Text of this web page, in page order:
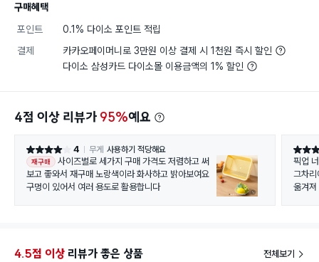
구매혜택
포인트
0.1% 다이소 포인트 적립
결제
카카오페이머니로 3만원 이상 결제 시 1천원 즉시 할인
다이소 삼성카드 다이소몰 이용금액의 1% 할인
4점 이상 리뷰가 95%예요
별점 4점 4 무게 사용하기 적당해요
재구매
사이즈별로 세가지 구매 가격도 저렴하고 써
보고 좋와서 재구매 노랑색이라 화사하고 밝아보여요
구멍이 있어서 여러 용도로 활용합니다
별점 5
픽업
그차리
옮겨져
4.5점 이상 리뷰가 좋은 상품 전체보기